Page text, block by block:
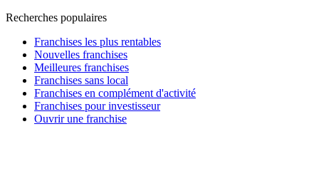
Recherches populaires
Franchises les plus rentables
Nouvelles franchises
Meilleures franchises
Franchises sans local
Franchises en complément d'activité
Franchises pour investisseur
Ouvrir une franchise